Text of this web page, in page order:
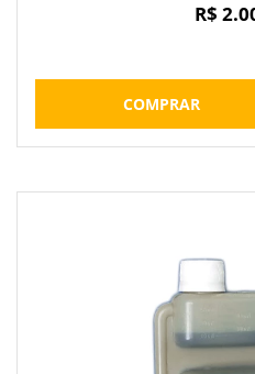
R$
COMPRAR